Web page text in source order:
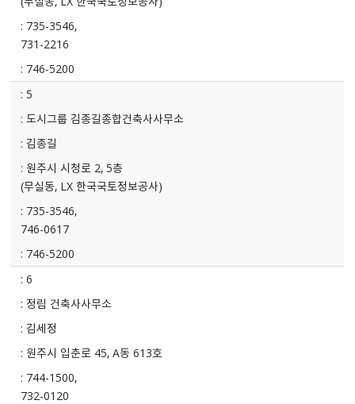
735-3546,
731-2216
746-5200
5
도시그룹 김종길종합건축사사무소
김종길
원주시 시청로 2, 5층
(무실동, LX 한국국토정보공사)
735-3546,
746-0617
746-5200
6
정림 건축사사무소
김세정
원주시 입춘로 45, A동 613호
744-1500,
732-0120